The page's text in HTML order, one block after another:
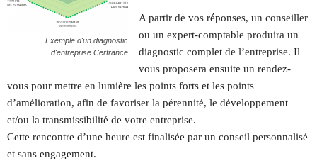
Exemple d'un diagnostic
d'entreprise Cerfrance
A partir de vos réponses, un conseiller
ou un expert-comptable produira un
diagnostic complet de l’entreprise. Il
vous proposera ensuite un rendez-
vous pour mettre en lumière les points forts et les points
d’amélioration, afin de favoriser la pérennité, le développement
et/ou la transmissibilité de votre entreprise.
Cette rencontre d’une heure est finalisée par un conseil personnalisé
et sans engagement.